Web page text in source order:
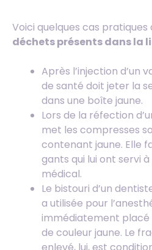
Voici quelques cas pratiques
déchets présents dans la
Après l’injection d’un
de santé doit jeter la
dans une boîte jaune.
Lors de la réfection
met les compresses
contenant jaune. Elle
gants qui lui ont servi
médical.
Le bistouri d’un
a utilisée pour
immédiatement placé
de couleur jaune. Le